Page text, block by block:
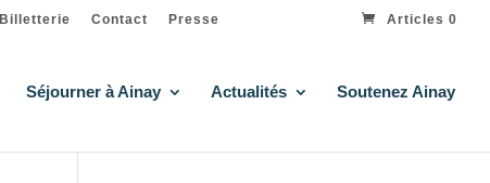
Billetterie Contact Presse Articles 0
Séjourner à Ainay Actualités Soutenez Ainay